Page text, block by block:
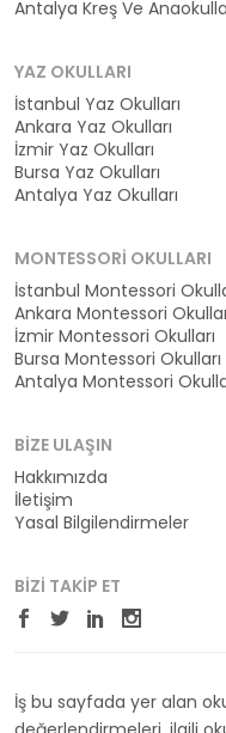
Antalya Kreş Ve
YAZ OKULLARI
İstanbul Yaz Okulları
Ankara Yaz Okulları
İzmir Yaz Okulları
Bursa Yaz Okulları
Antalya Yaz Okulları
MONTESSORI OKULLARI
İstanbul Montessori
Ankara Montessori
İzmir Montessori Okulları
Bursa Montessori Okulları
Antalya Montessori
BIZE ULAŞIN
Hakkımızda
İletişim
Yasal Bilgilendirmeler
BIZI TAKIP ET
İş bu sayfada yer alan